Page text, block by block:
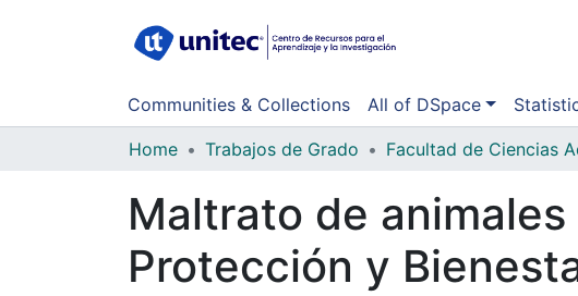
Communities & Collections All of DSpace
Home Trabajos de Grado
Maltrato de
Protección y